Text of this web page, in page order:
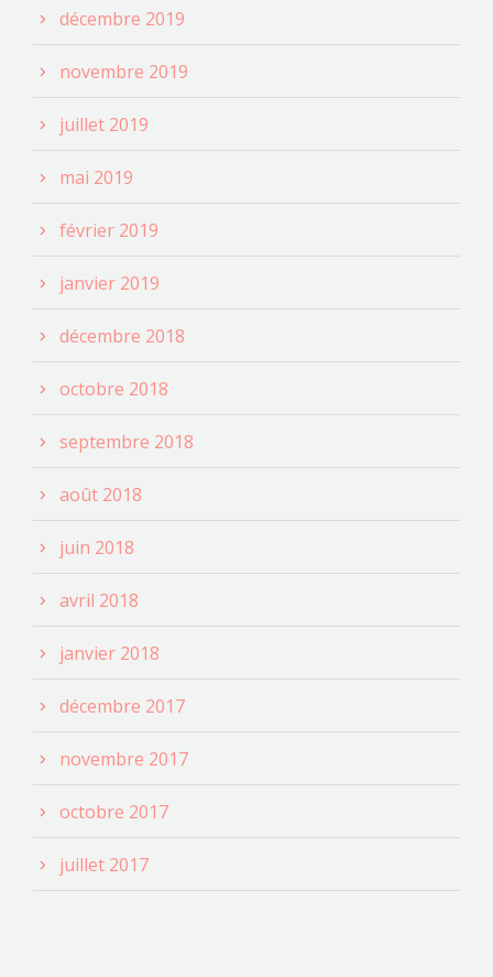
décembre 2019
novembre 2019
juillet 2019
mai 2019
février 2019
janvier 2019
décembre 2018
octobre 2018
septembre 2018
août 2018
juin 2018
avril 2018
janvier 2018
décembre 2017
novembre 2017
octobre 2017
juillet 2017